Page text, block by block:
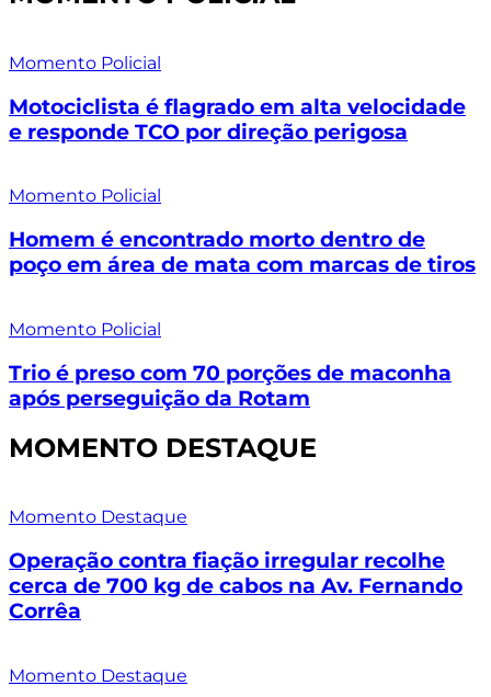
Momento Policial
Motociclista é flagrado em alta velocidade
e responde TCO por direção perigosa
Momento Policial
Homem é encontrado morto dentro de
poço em área de mata com marcas de tiros
Momento Policial
Trio é preso com 70 porções de maconha
após perseguição da Rotam
MOMENTO DESTAQUE
Momento Destaque
Operação contra fiação irregular recolhe
cerca de 700 kg de cabos na Av. Fernando
Corrêa
Momento Destaque